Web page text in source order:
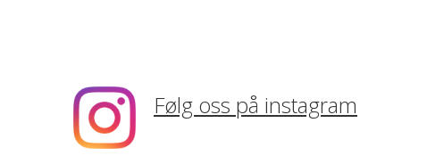
Følg oss på instagram